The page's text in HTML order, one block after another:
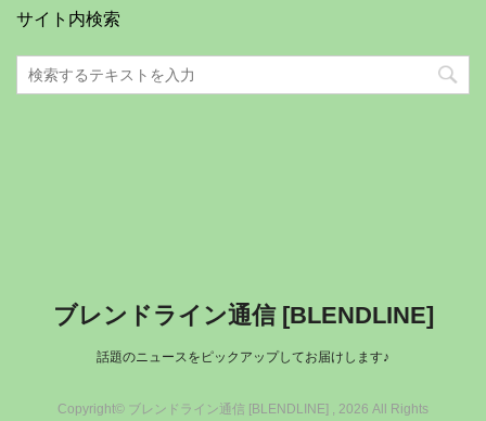
サイト内検索
ブレンドライン通信 [BLENDLINE]
話題のニュースをピックアップしてお届けします♪
Copyright© ブレンドライン通信 [BLENDLINE] , 2026 All Rights